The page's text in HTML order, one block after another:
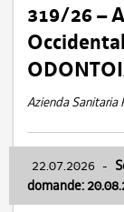
319/26 –
Azienda Sanitaria
22.07.2026 -
domande: